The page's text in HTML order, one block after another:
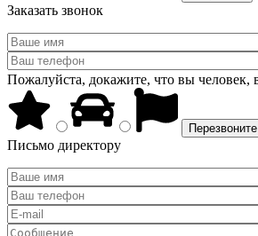
Заказать звонок
Пожалуйста, докажите, что вы человек,
Письмо директору